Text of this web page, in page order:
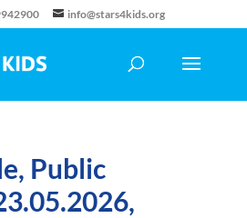
info@stars4kids.org
Public